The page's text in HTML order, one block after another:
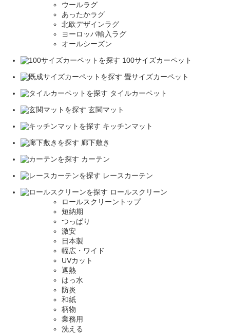
ウールラグ
あったかラグ
北欧デザインラグ
ヨーロッパ輸入ラグ
オールシーズン
100サイズカーペット
畳サイズカーペット
タイルカーペット
玄関マット
キッチンマット
廊下敷き
カーテン
レースカーテン
ロールスクリーン
ロールスクリーントップ
短納期
つっぱり
激安
日本製
幅広・ワイド
UVカット
遮熱
はっ水
防炎
和紙
柄物
業務用
洗える